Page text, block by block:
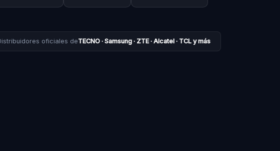
oficiales deTECNO · Samsung · ZTE · Alcatel · TCL y más